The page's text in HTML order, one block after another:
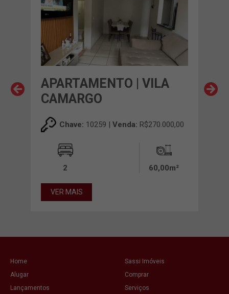
APARTAMENTO | VILA
CAMARGO
Chave: 10259 | Venda: R$270.000,00
2 60,00m²
VER MAIS
Home
Sassi Imóveis
Alugar
Comprar
Lançamentos
Serviços